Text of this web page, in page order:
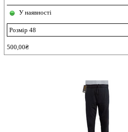
У наявності
500,00₴